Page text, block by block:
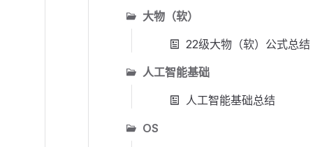
大物（软）
22级大物（软）公式总结
人工智能基础
人工智能基础总结
OS